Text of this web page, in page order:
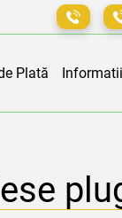
Plată